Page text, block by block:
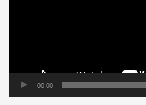
00:00